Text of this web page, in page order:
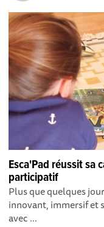
Esca'Pad réussit sa
participatif
Plus que quelques
innovant, immersif et
avec ...